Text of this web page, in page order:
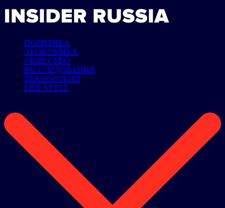
ПОЛИТИКА
ЭКОНОМИКА
ОБЩЕСТВО
РАССЛЕДОВАНИЯ
ТЕХНОЛОГИИ
LIFE STYLE